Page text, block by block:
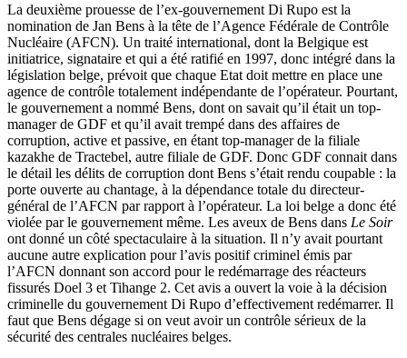
La deuxième prouesse de l’ex-gouvernement Di Rupo est la
nomination de Jan Bens à la tête de l’Agence Fédérale de Contrôle
Nucléaire (AFCN). Un traité international, dont la Belgique est
initiatrice, signataire et qui a été ratifié en 1997, donc intégré dans la
législation belge, prévoit que chaque Etat doit mettre en place une
agence de contrôle totalement indépendante de l’opérateur. Pourtant,
le gouvernement a nommé Bens, dont on savait qu’il était un top-
manager de GDF et qu’il avait trempé dans des affaires de
corruption, active et passive, en étant top-manager de la filiale
kazakhe de Tractebel, autre filiale de GDF. Donc GDF connait dans
le détail les délits de corruption dont Bens s’était rendu coupable : la
porte ouverte au chantage, à la dépendance totale du directeur-
général de l’AFCN par rapport à l’opérateur. La loi belge a donc été
violée par le gouvernement même. Les aveux de Bens dans Le Soir
ont donné un côté spectaculaire à la situation. Il n’y avait pourtant
aucune autre explication pour l’avis positif criminel émis par
l’AFCN donnant son accord pour le redémarrage des réacteurs
fissurés Doel 3 et Tihange 2. Cet avis a ouvert la voie à la décision
criminelle du gouvernement Di Rupo d’effectivement redémarrer. Il
faut que Bens dégage si on veut avoir un contrôle sérieux de la
sécurité des centrales nucléaires belges.